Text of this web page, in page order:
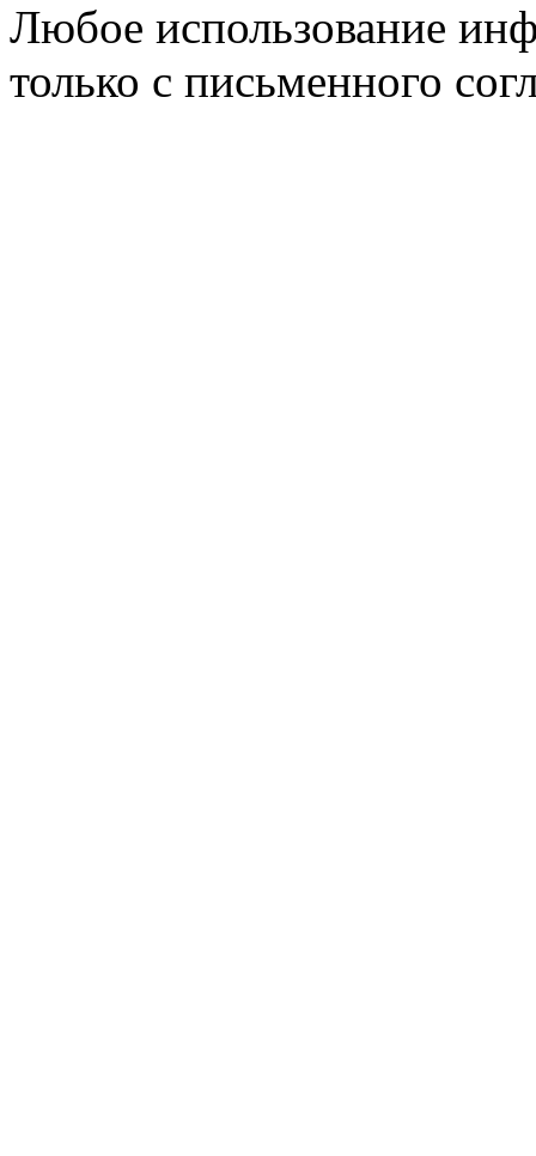
Любое использование
только с письменного